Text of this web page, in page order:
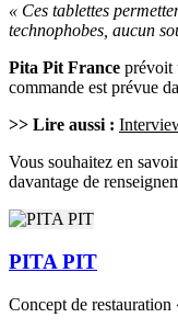
« Ces tablettes
technophobes, aucun
Pita Pit France prévoit
commande est prévue
>> Lire aussi :
Vous souhaitez en
davantage de
PITA PIT
Concept de